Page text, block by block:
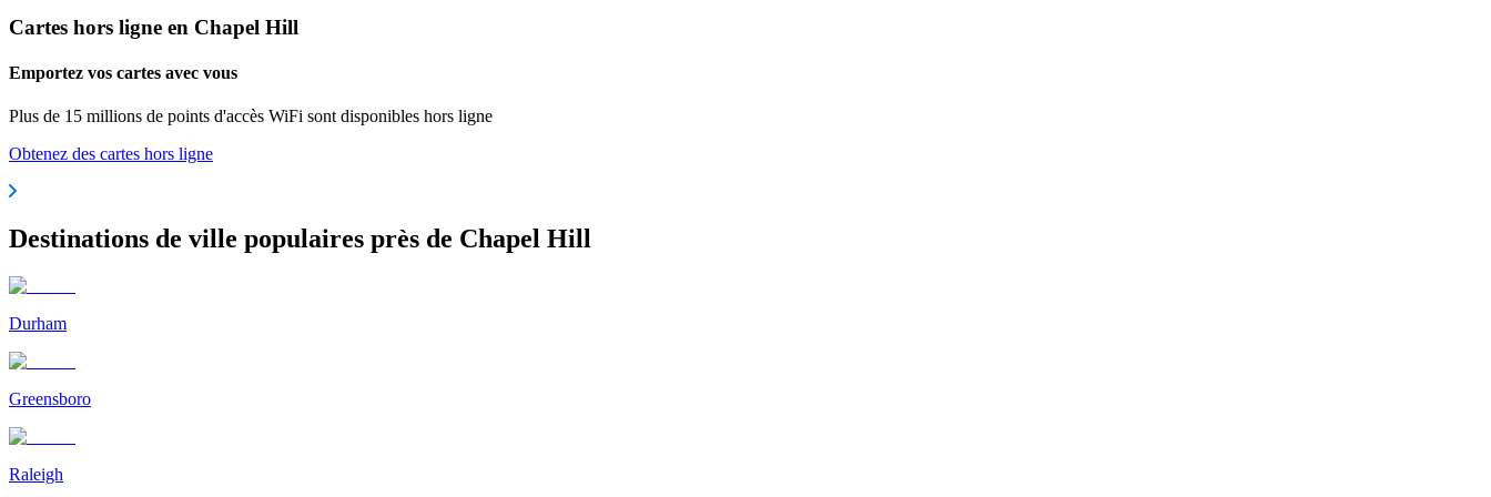
Cartes hors ligne en Chapel Hill
Emportez vos cartes avec vous
Plus de 15 millions de points d'accès WiFi sont disponibles hors ligne
Obtenez des cartes hors ligne
Destinations de ville populaires près de Chapel Hill
Durham
Greensboro
Raleigh